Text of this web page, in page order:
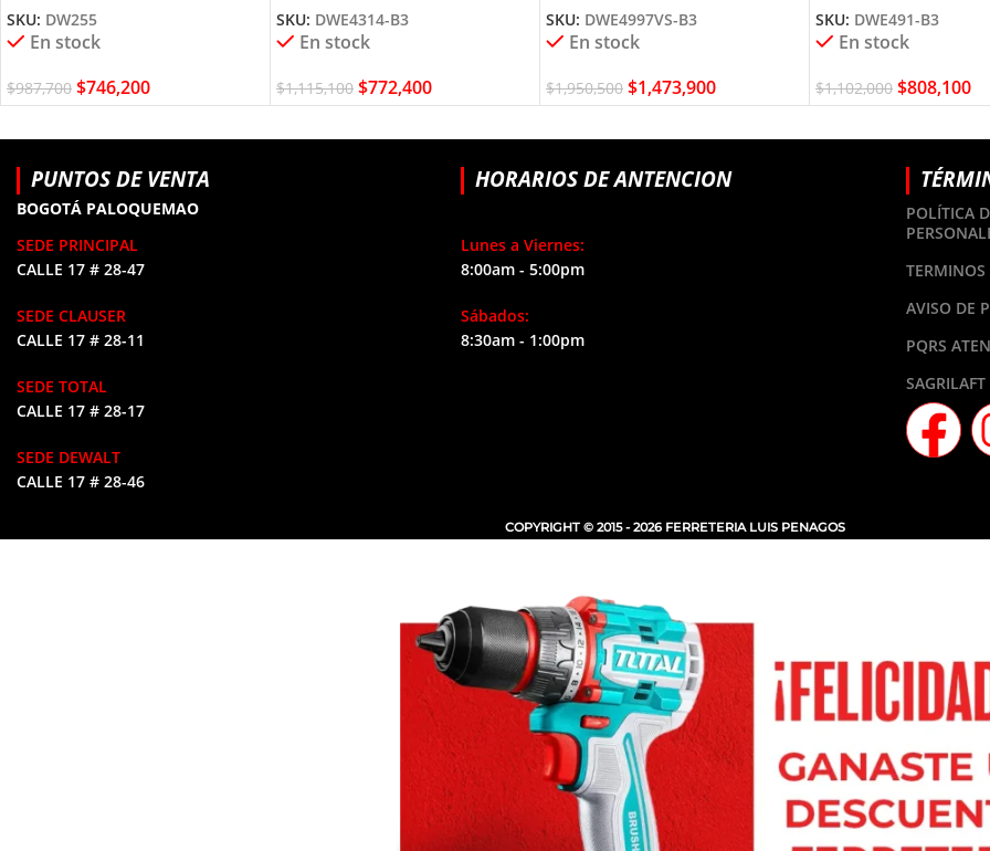
SKU: DW255
En stock
$987,700 $746,200
SKU: DWE4314-B3
En stock
$1,115,100 $772,400
SKU: DWE4997VS-B3
En stock
$1,950,500 $1,473,900
SKU: DWE491-B3
En stock
$1,102,000 $808,100
PUNTOS DE VENTA
BOGOTÁ PALOQUEMAO
SEDE PRINCIPAL
CALLE 17 # 28-47
SEDE CLAUSER
CALLE 17 # 28-11
SEDE TOTAL
CALLE 17 # 28-17
SEDE DEWALT
CALLE 17 # 28-46
HORARIOS DE ANTENCION
Lunes a Viernes:
8:00am - 5:00pm
Sábados:
8:30am - 1:00pm
POLÍTICA
TERMINOS
AVISO DE
PQRS
SAGRILAFT
COPYRIGHT © 2015 - 2026 FERRETERIA LUIS PENAGOS